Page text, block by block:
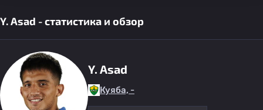
Y. Asad - статистика и обзор
Y. Asad
Куяба, -